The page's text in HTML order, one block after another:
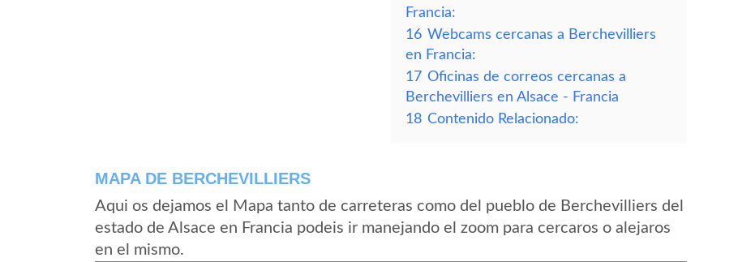
Francia:
16 Webcams cercanas a Berchevilliers
en Francia:
17 Oficinas de correos cercanas a
Berchevilliers en Alsace - Francia
18 Contenido Relacionado:
MAPA DE BERCHEVILLIERS
Aqui os dejamos el Mapa tanto de carreteras como del pueblo de Berchevilliers del
estado de Alsace en Francia podeis ir manejando el zoom para cercaros o alejaros
en el mismo.